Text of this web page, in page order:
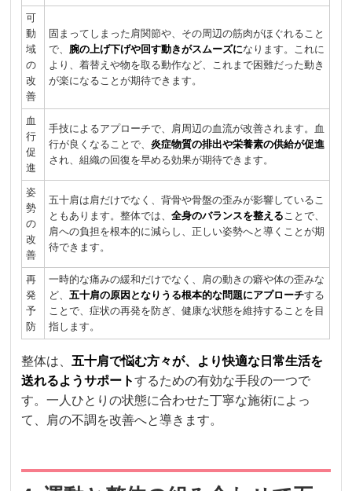
可
動
域
の
改
善
固まってしまった肩関節や、その周辺の筋肉がほぐれること
で、 腕の上げ下げや回す動きがスムーズになります。これに
より、着替えや物を取る動作など、これまで困難だった動き
が楽になることが期待できます。
血
行
促
進
手技によるアプローチで、肩周辺の血流が改善されます。血
行が良くなることで、炎症物質の排出や栄養素の供給が促進
され、組織の回復を早める効果が期待できます。
姿
勢
の
改
善
五十肩は肩だけでなく、背骨や骨盤の歪みが影響しているこ
ともあります。整体では、全身のバランスを整える ことで、
肩への負担を根本的に減らし、正しい姿勢へと導くことが期
待できます。
再
発
予
防
一時的な痛みの緩和だけでなく、肩の動きの癖や体の歪みな
ど、五十肩の原因となりうる根本的な問題にアプローチする
ことで、症状の再発を防ぎ、健康な状態を維持することを目
指します。
整体は、 五十肩で悩む方々が、より快適な日常生活を
送れるようサポートするための有効な手段の一つで
す。一人ひとりの状態に合わせた丁寧な施術によっ
て、肩の不調を改善へと導きます。